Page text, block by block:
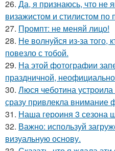
26. Да, я признаюсь, что не
визажистом и стилистом по
27. Промпт: не меняй лицо!
28. Не волнуйся из-за того,
повезло с тобой.
29. На этой фотографии
праздничной,
30. Люся чеботина
сразу привлекла внимание
31. Наша героиня 3 сезона
32. Важно: используй
визуальную основу.